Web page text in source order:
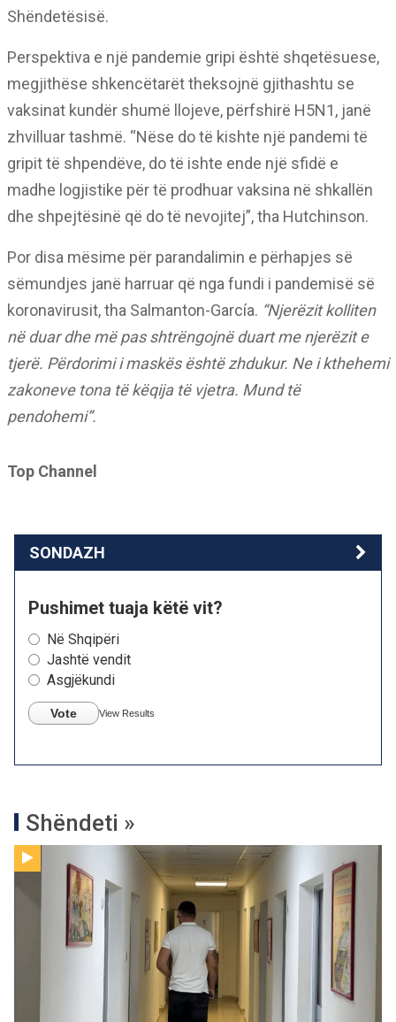
Shëndetësisë.
Perspektiva e një pandemie gripi është shqetësuese,
megjithëse shkencëtarët theksojnë gjithashtu se
vaksinat kundër shumë llojeve, përfshirë H5N1, janë
zhvilluar tashmë. “Nëse do të kishte një pandemi të
gripit të shpendëve, do të ishte ende një sfidë e
madhe logjistike për të prodhuar vaksina në shkallën
dhe shpejtësinë që do të nevojitej”, tha Hutchinson.
Por disa mësime për parandalimin e përhapjes së
sëmundjes janë harruar që nga fundi i pandemisë së
koronavirusit, tha Salmanton-García. “Njerëzit kolliten
në duar dhe më pas shtrëngojnë duart me njerëzit e
tjerë. Përdorimi i maskës është zhdukur. Ne i kthehemi
zakoneve tona të këqija të vjetra. Mund të
pendohemi”.
Top Channel
SONDAZH
Pushimet tuaja këtë vit?
Në Shqipëri
Jashtë vendit
Asgjëkundi
Vote View Results
Shëndeti »